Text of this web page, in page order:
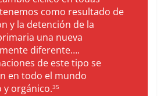
como resultado de
y la detención de la
una nueva
diferente….
de este tipo se
en todo el mundo
y orgánico.35